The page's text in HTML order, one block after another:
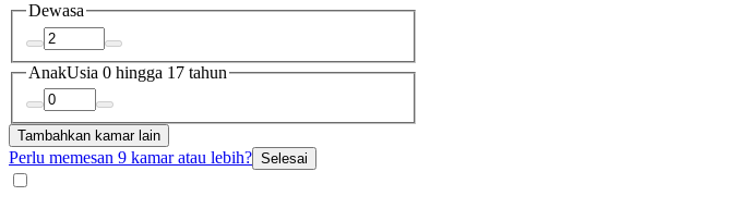
Dewasa
AnakUsia 0 hingga 17 tahun
Tambahkan kamar lain
Perlu memesan 9 kamar atau lebih? Selesai